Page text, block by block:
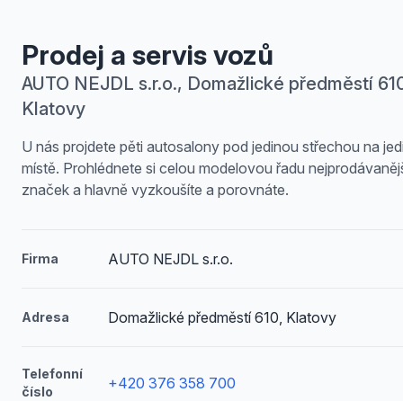
Prodej a servis vozů
AUTO NEJDL s.r.o., Domažlické předměstí
Klatovy
U nás projdete pěti autosalony pod jedinou střechou na
místě. Prohlédnete si celou modelovou řadu
značek a hlavně vyzkoušíte a porovnáte.
Firma AUTO NEJDL s.r.o.
Adresa Domažlické předměstí 610, Klatovy
Telefonní
číslo
+420 376 358 700